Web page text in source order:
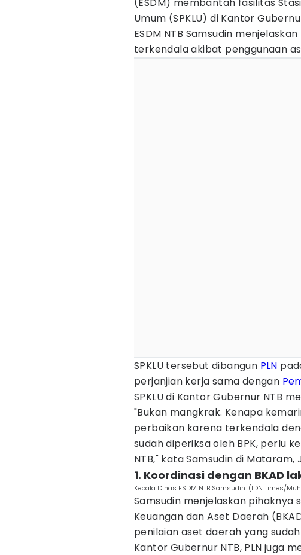
Umum (SPKLU) di Kantor
ESDM NTB Samsudin
terkendala akibat penggunaan
SPKLU tersebut dibangun PLN
perjanjian kerja sama dengan
SPKLU di Kantor Gubernur NTB
"Bukan mangkrak. Kenapa
perbaikan karena terkendala
sudah diperiksa oleh BPK, perlu
NTB," kata Samsudin di
1. Koordinasi dengan BKAD
Kepala Dinas ESDM NTB Samsudin. (IDN Times/
Samsudin menjelaskan pihaknya
Keuangan dan Aset Daerah
penilaian aset daerah yang
Kantor Gubernur NTB, PLN juga